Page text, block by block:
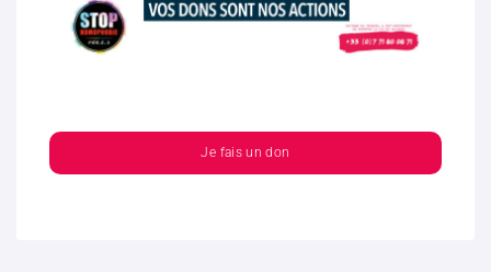
Je fais un don